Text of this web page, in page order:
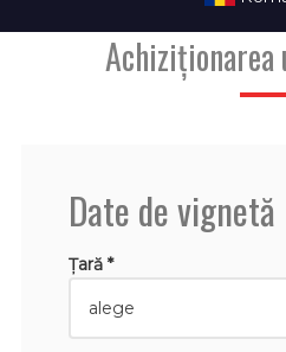
Achiziționarea
Date de vignetă
Țară *